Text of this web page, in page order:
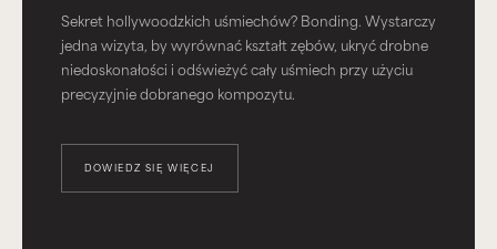
Sekret hollywoodzkich uśmiechów? Bonding. Wystarczy
jedna wizyta, by wyrównać kształt zębów, ukryć drobne
niedoskonałości i odświeżyć cały uśmiech przy użyciu
precyzyjnie dobranego kompozytu.
DOWIEDZ SIĘ WIĘCEJ